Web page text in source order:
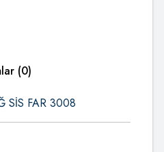
(0)
SİS FAR 3008